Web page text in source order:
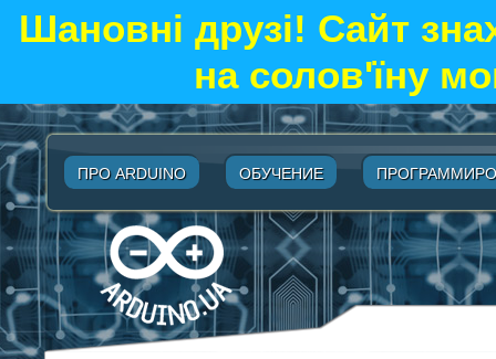
Шановні друзі! Сайт
на солов'їну
ПРО ARDUINO ОБУЧЕНИЕ